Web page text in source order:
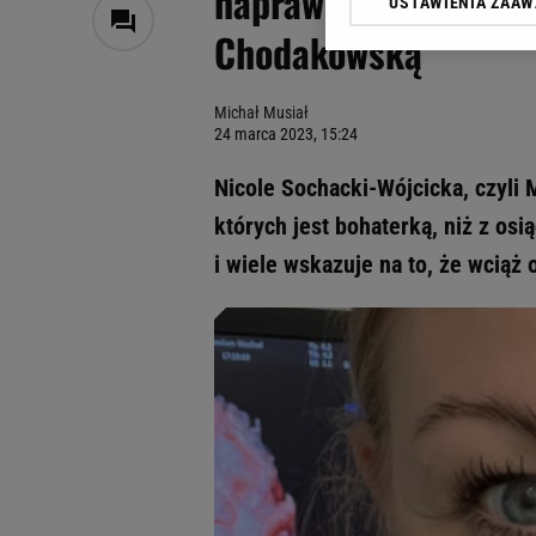
Chodakowską
Michał Musiał
24 marca 2023, 15:24
Nicole Sochacki-Wójcicka, czyli
których jest bohaterką, niż z
i wiele wskazuje na to, że wciąż
Klikając „Akceptuję”
dotyczące plików
Użycie dokładnych
Przechowywanie
badnie odbiorców i